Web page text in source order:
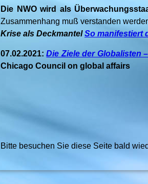
Die NWO wird als
Zusammenhang muß verstanden
Krise als DeckmantelSo manifestiert
07.02.2021:Die Ziele der Globalisten
Chicago Council on global affairs
Bitte besuchen Sie diese Seite bald